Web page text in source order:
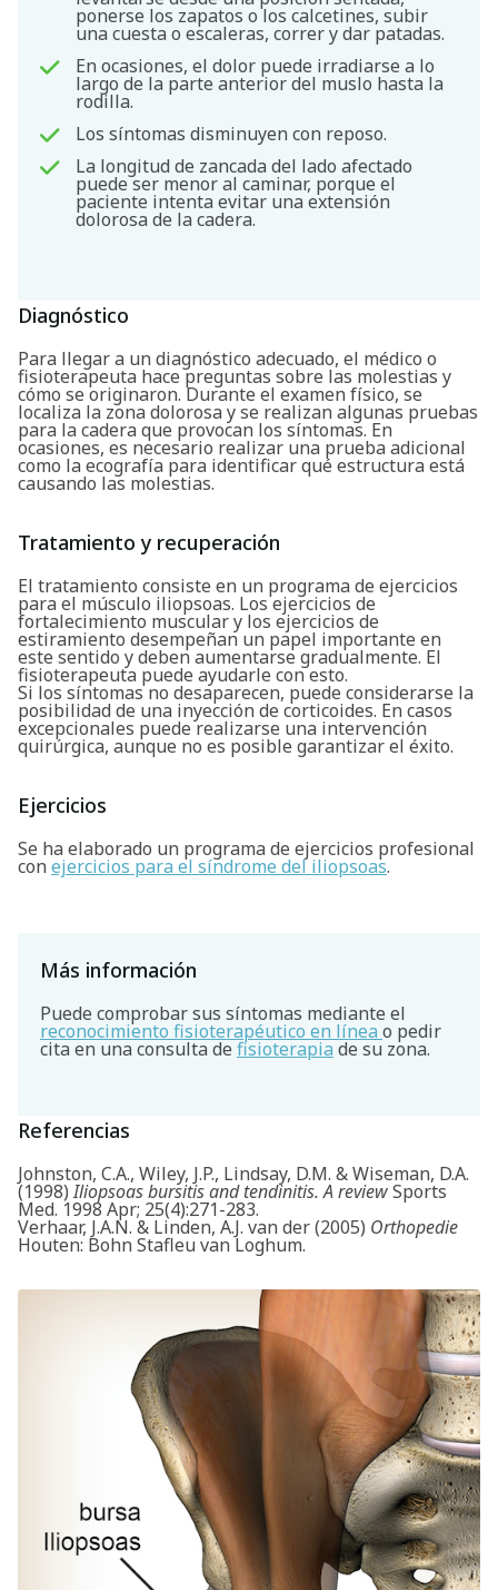
Buscar
ponerse los zapatos o los calcetines, subir
una cuesta o escaleras, correr y dar patadas.
En ocasiones, el dolor puede irradiarse a lo
largo de la parte anterior del muslo hasta la
rodilla.
Los síntomas disminuyen con reposo.
La longitud de zancada del lado afectado
puede ser menor al caminar, porque el
paciente intenta evitar una extensión
dolorosa de la cadera.
Diagnóstico
Para llegar a un diagnóstico adecuado, el médico o
fisioterapeuta hace preguntas sobre las molestias y
cómo se originaron. Durante el examen físico, se
localiza la zona dolorosa y se realizan algunas pruebas
para la cadera que provocan los síntomas. En
ocasiones, es necesario realizar una prueba adicional
como la ecografía para identificar qué estructura está
causando las molestias.
Tratamiento y recuperación
El tratamiento consiste en un programa de ejercicios
para el músculo iliopsoas. Los ejercicios de
fortalecimiento muscular y los ejercicios de
estiramiento desempeñan un papel importante en
este sentido y deben aumentarse gradualmente. El
fisioterapeuta puede ayudarle con esto.
Si los síntomas no desaparecen, puede considerarse la
posibilidad de una inyección de corticoides. En casos
excepcionales puede realizarse una intervención
quirúrgica, aunque no es posible garantizar el éxito.
Ejercicios
Se ha elaborado un programa de ejercicios profesional
con ejercicios para el síndrome del iliopsoas.
Más información
Puede comprobar sus síntomas mediante el
reconocimiento fisioterapéutico en línea o pedir
cita en una consulta de fisioterapia de su zona.
Referencias
Johnston, C.A., Wiley, J.P., Lindsay, D.M. & Wiseman, D.A.
(1998)Iliopsoas bursitis and tendinitis. A reviewSports
Med. 1998 Apr; 25(4):271-283.
Verhaar, J.A.N. & Linden, A.J. van der (2005) Orthopedie
Houten: Bohn Stafleu van Loghum.